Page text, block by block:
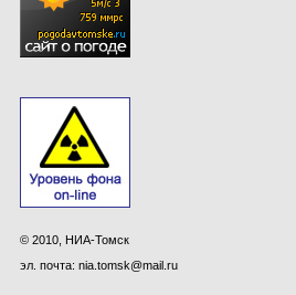
© 2010, НИА-Томск
эл. почта: nia.tomsk@mail.ru